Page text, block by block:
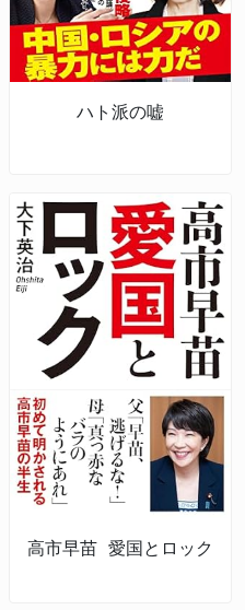
ハト派の嘘
高市早苗 愛国とロック